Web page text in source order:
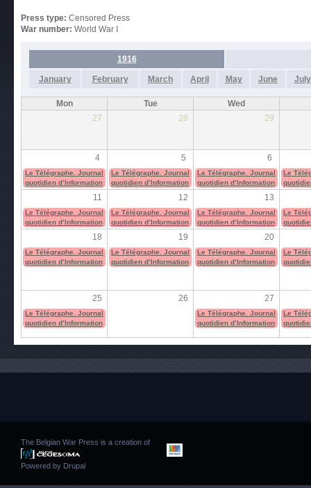
Press type: Censored Press
War number: World War I
1916
January February March April May June July
Mon Tue
Wed
27
28 29
4 5 6
Le Télégraphe. Journal
quotidien d’Information
Le Télégraphe. Journal
quotidien d’Information
Le Télégraphe. Journal
quotidien d’Information
Le
11 12 13
Le Télégraphe. Journal
quotidien d’Information
Le Télégraphe. Journal
quotidien d’Information
Le Télégraphe. Journal
quotidien d’Information
Le
18 19 20
Le Télégraphe. Journal
quotidien d’Information
Le Télégraphe. Journal
quotidien d’Information
Le Télégraphe. Journal
quotidien d’Information
Le
25 26 27
Le Télégraphe. Journal
quotidien d’Information
Le Télégraphe. Journal
quotidien d’Information
Le
The Belgian War Press is a creation of
Powered by Drupal